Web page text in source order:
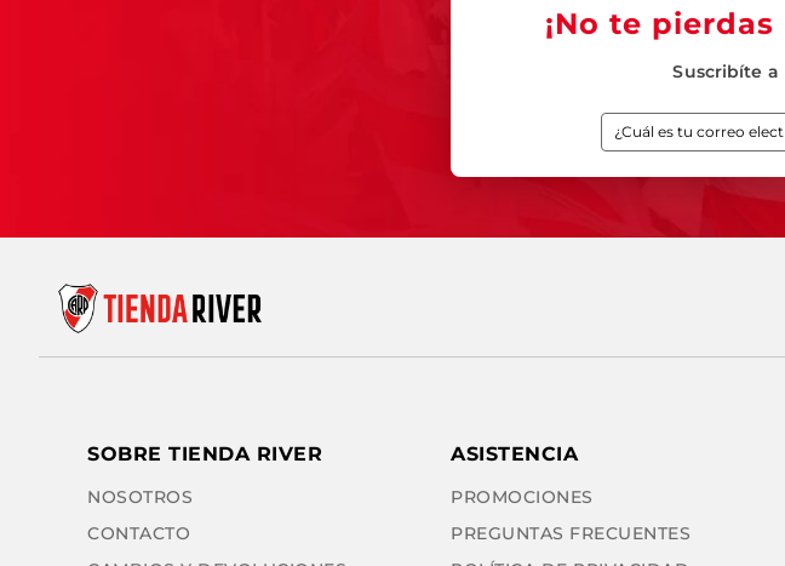
¡No te
Suscribíte
SOBRE TIENDA RIVER
NOSOTROS
CONTACTO
ASISTENCIA
PROMOCIONES
PREGUNTAS FRECUENTES